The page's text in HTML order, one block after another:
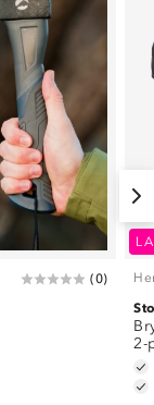
(0)
2-